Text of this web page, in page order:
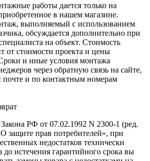
работы дается только на
в нашем магазине.
выполняемый с использованием
обсуждается дополнительно при
на объект. Стоимость
от стоимости проекта и цены
и иные условия монтажа
через обратную связь на сайте,
почте и по контактным номерам
РФ от 07.02.1992 N 2300-1 (ред.
защите прав потребителей», при
недостатков технически
до истечения гарантийного срока вы